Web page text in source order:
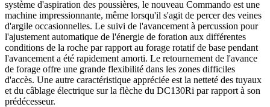
système d'aspiration des poussières, le nouveau Commando est une
machine impressionnante, même lorsqu'il s'agit de percer des veines
d'argile occasionnelles. Le suivi de l'avancement à percussion pour
l'ajustement automatique de l'énergie de foration aux différentes
conditions de la roche par rapport au forage rotatif de base pendant
l'avancement a été rapidement amorti. Le retournement de l'avance
de forage offre une grande flexibilité dans les zones difficiles
d'accès. Une autre caractéristique appréciée est la netteté des tuyaux
et du câblage électrique sur la flèche du DC130Ri par rapport à son
prédécesseur.